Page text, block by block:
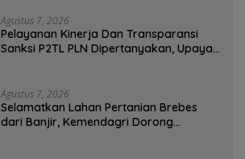
Agustus 7, 2026
Pelayanan Kinerja Dan Transparansi
Sanksi P2TL PLN Dipertanyakan, Upaya
Agustus 7, 2026
Selamatkan Lahan Pertanian Brebes
dari Banjir, Kemendagri Dorong